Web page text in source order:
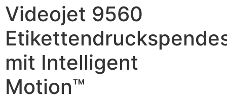
Videojet 9560
mit Intelligent
Motion™